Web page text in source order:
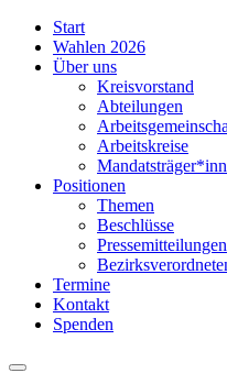
Start
Wahlen 2026
Über uns
Kreisvorstand
Abteilungen
Arbeitskreise
Positionen
Themen
Beschlüsse
Pressemitteilungen
Termine
Kontakt
Spenden
Menu